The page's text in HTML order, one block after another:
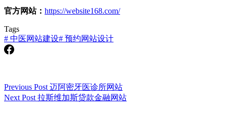
官方网站： https://website168.com/
Tags
# 中医网站建设# 预约网站设计
Previous Post 迈阿密牙医诊所网站
Next Post 拉斯维加斯贷款金融网站